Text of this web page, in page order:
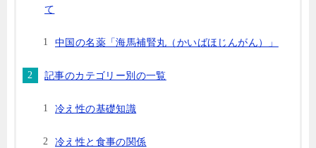
て
中国の名薬「海馬補腎丸（かいばほじんがん）」
記事のカテゴリー別の一覧
冷え性の基礎知識
冷え性と食事の関係